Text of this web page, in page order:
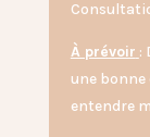
À prévoir :
une
entendre